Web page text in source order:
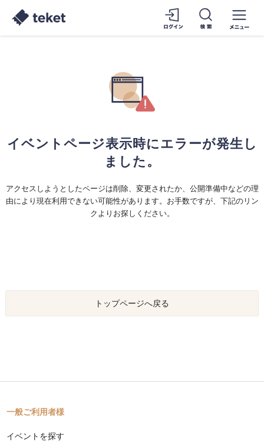
イベントページ表示時にエラーが発生し
ました。
アクセスしようとしたページは削除、変更されたか、公開準備中などの理
由により現在利用できない可能性があります。お手数ですが、下記のリン
クよりお探しください。
トップページへ戻る
一般ご利用者様
イベントを探す